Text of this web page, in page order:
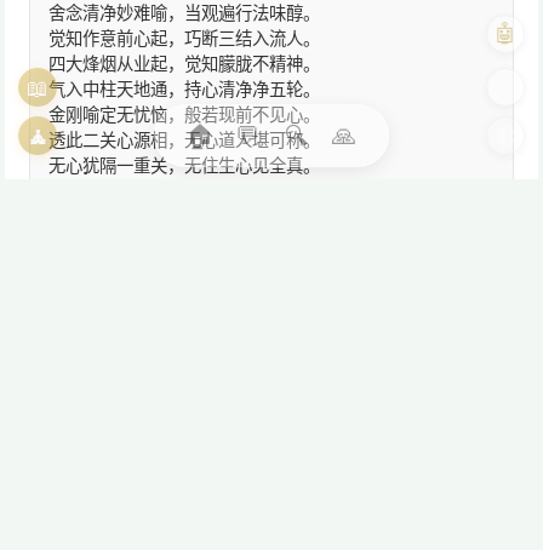
舍念清净妙难喻，当观遍行法味醇。
觉知作意前心起，巧断三结入流人。
四大烽烟从业起，觉知朦胧不精神。
气入中柱天地通，持心清净净五轮。
金刚喻定无忧恼，般若现前不见心。
透此二关心源相，无心道人堪可称。
无心犹隔一重关，无住生心见全真。
🏠 💬 🔍 🙏
📖
🧘
🤖